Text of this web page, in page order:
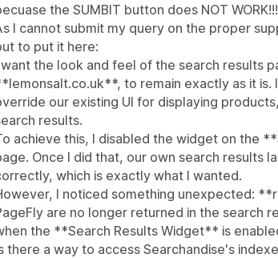
the SUMBIT button does NOT WORK!!!
I cannot submit my query on the proper
to put it here:
want the look and feel of the search results
to remain exactly as it is.
our existing UI for displaying
results.
achieve this, I disabled the widget on the
Once I did that, our own search results
which is exactly what I wanted.
I noticed something unexpected:
are no longer returned in the search
the **Search Results Widget** is
there a way to access Searchandise's